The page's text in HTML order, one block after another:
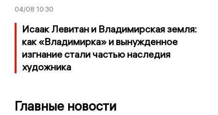
04/08 10:30
Исаак Левитан и Владимирская земля:
как «Владимирка» и вынужденное
изгнание стали частью наследия
художника
Главные новости